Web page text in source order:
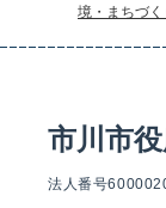
境・まちづく
市川市
法人番号